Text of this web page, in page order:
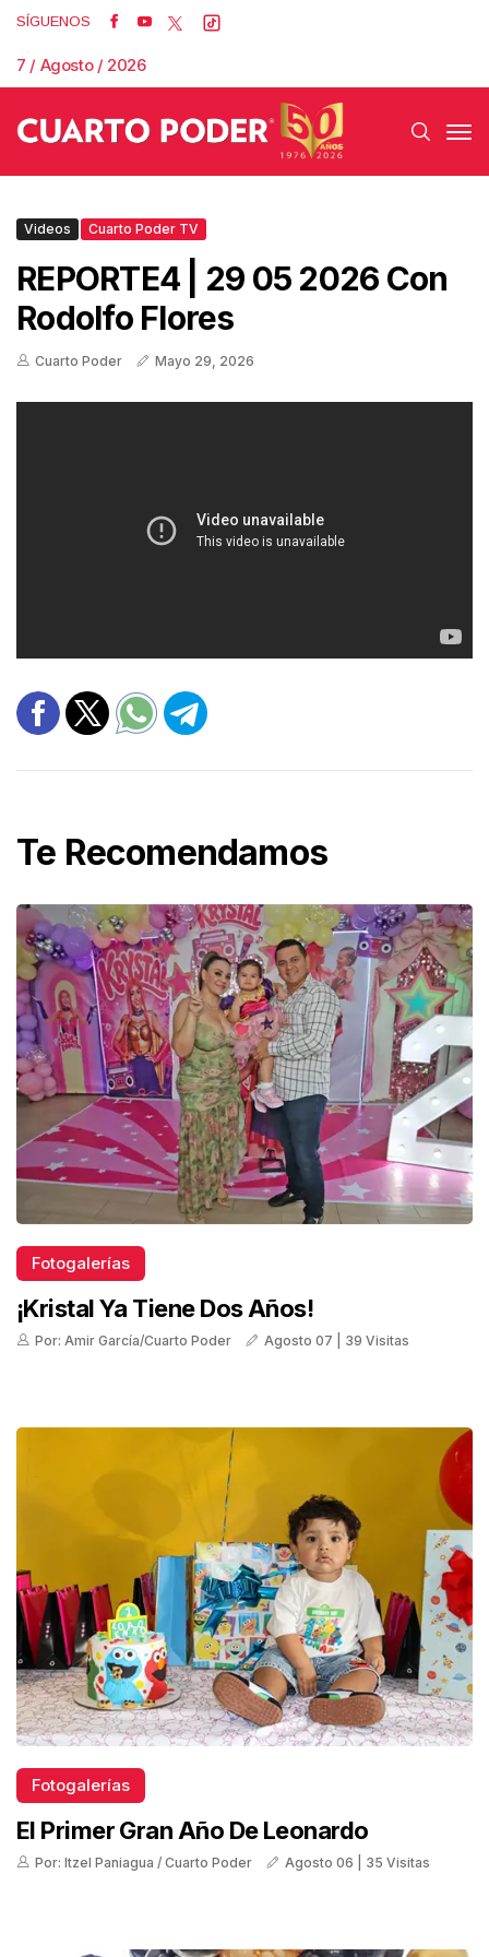
SÍGUENOS
7 / Agosto / 2026
Videos Cuarto Poder TV
REPORTE4 | 29 05 2026 Con
Rodolfo Flores
Cuarto Poder Mayo 29, 2026
Te Recomendamos
Fotogalerías
¡Kristal Ya Tiene Dos Años!
Por: Amir García/Cuarto Poder Agosto 07 | 39 Visitas
Fotogalerías
El Primer Gran Año De Leonardo
Por: Itzel Paniagua / Cuarto Poder Agosto 06 | 35 Visitas